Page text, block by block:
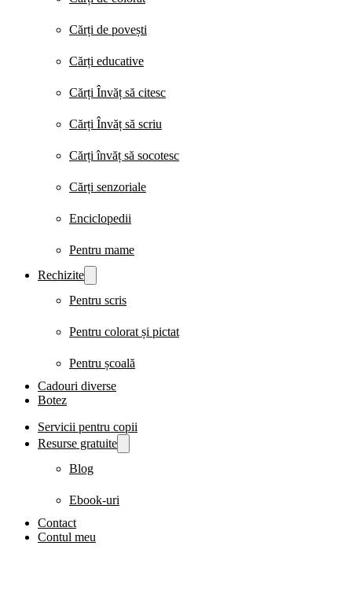
Cărți de povești
Cărți educative
Cărți Învăț să citesc
Cărți Învăț să scriu
Cărți învăț să socotesc
Cărți senzoriale
Enciclopedii
Pentru mame
Rechizite
Pentru scris
Pentru colorat și pictat
Pentru școală
Cadouri diverse
Botez
Servicii pentru copii
Resurse gratuite
Blog
Ebook-uri
Contact
Contul meu